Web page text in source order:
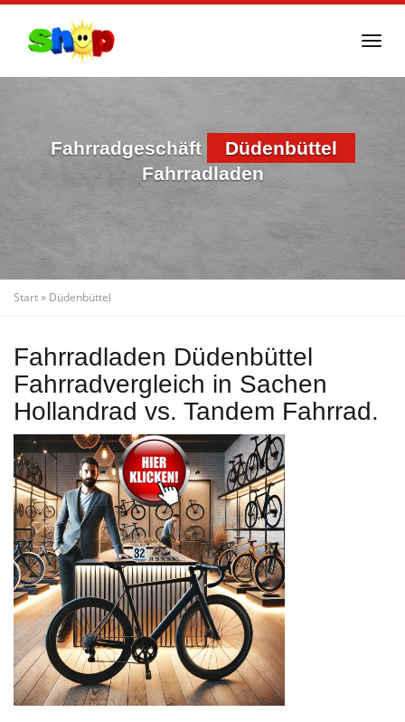
Fahrradgeschäft
Düdenbüttel
Fahrradladen
Start» Düdenbüttel
Fahrradladen Düdenbüttel
Fahrradvergleich in Sachen
Hollandrad vs. Tandem Fahrrad.